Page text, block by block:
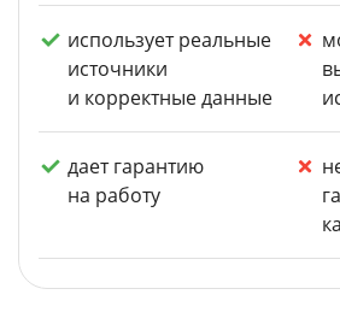
использует реальные
источники
и корректные данные
дает гарантию
на работу